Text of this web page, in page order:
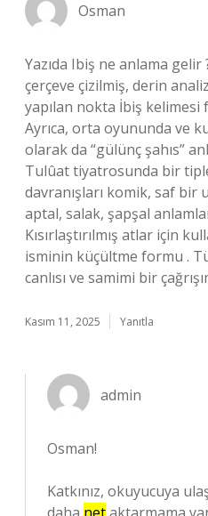
Osman
Yazıda Ibiş ne anlama
çerçeve çizilmiş, derin analiz
yapılan nokta İbiş kelimesi
Ayrıca, orta oyununda ve
olarak da “gülünç şahıs”
Tulûat tiyatrosunda bir
davranışları komik, saf bir
aptal, salak, şapşal
Kısırlaştırılmış atlar için
isminin küçültme formu .
canlısı ve samimi bir
Kasım 11, 2025 Yanıtla
admin
Osman!
Katkınız, okuyucuya